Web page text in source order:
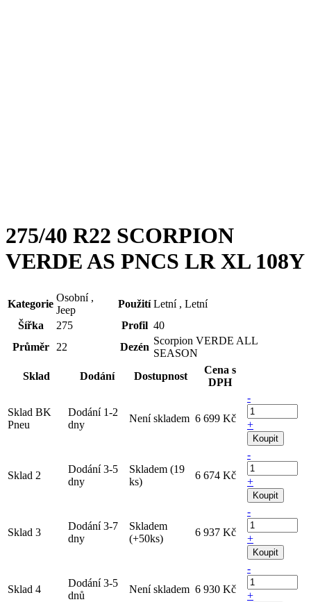
275/40 R22 SCORPION
VERDE AS PNCS LR XL 108Y
Kategorie
Osobní ,
Jeep
Použití Letní , Letní
Šířka
275 Profil 40
Průměr
22 Dezén
Scorpion VERDE ALL
SEASON
Sklad
Dodání Dostupnost
Cena s
DPH
Sklad BK
Pneu
Dodání 1-2
dny
Není skladem 6 699 Kč
-
+
Koupit
Sklad 2
Dodání 3-5
dny
Skladem (19
ks)
6 674 Kč
-
+
Koupit
Sklad 3
Dodání 3-7
dny
Skladem
(+50ks)
6 937 Kč
-
+
Koupit
Sklad 4
Dodání 3-5
dnů
Není skladem 6 930 Kč
-
+